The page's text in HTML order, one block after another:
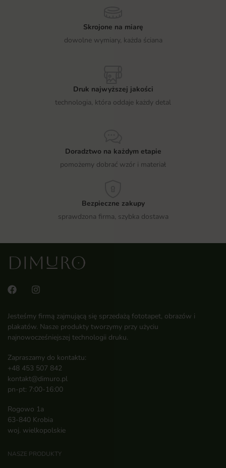
Skrojone na miarę
dowolne wymiary, każda ściana
Druk najwyższej jakości
technologia, która oddaje każdy detal
Doradztwo na każdym etapie
pomożemy dobrać wzór i materiał
Bezpieczne zakupy
sprawdzona firma, szybka dostawa
Jesteśmy firmą zajmującą się sprzedażą fototapet, obrazów i
plakatów. Nasze produkty tworzymy przy użyciu
najnowocześniejszej technologii druku.
Zapraszamy do kontaktu:
+48 453 507 842
kontakt@dimuro.pl
pn-pt: 7:00-16:00
Rogowo 1a
63-840 Krobia
woj. wielkopolskie
NASZE PRODUKTY